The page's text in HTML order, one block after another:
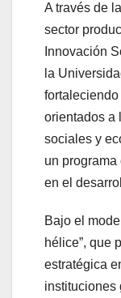
A través de
sector
Innovación
la
orientados a
sociales y
un
en el
Bajo el
hélice”, que
estratégica
instituciones